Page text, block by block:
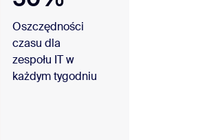
Oszczędności
czasu dla
zespołu IT w
każdym tygodniu